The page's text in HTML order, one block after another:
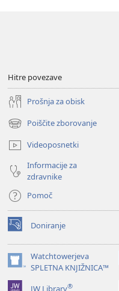
Hitre povezave
Prošnja za obisk
Poiščite zborovanje
(odpre
novo
okno)
Videoposnetki
Informacije za
zdravnike
Pomoč
Doniranje
(odpre
novo
okno)
Watchtowerjeva
SPLETNA KNJIŽNICA™
(odpre
novo
JW Library®